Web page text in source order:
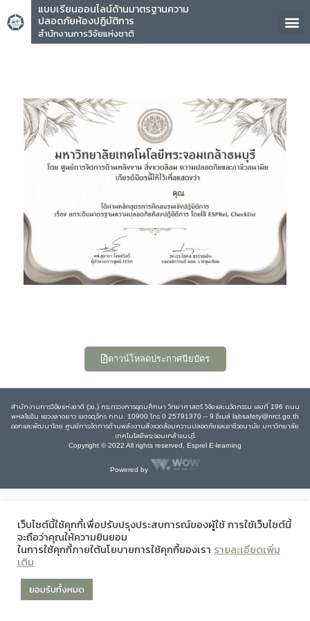
แบบเรียนออนไลน์ด้านมาตรฐานความ
ปลอดภัยห้องปฏิบัติการ
สำนักงานการวิจัยแห่งชาติ
คุณ
ดาวน์โหลดประกาศนียบัตร
สำนักงานการวิจัยแห่งชาติ (วช.) กระทรวงการอุดมศึกษา วิทยาศาสตร์ วิจัยและนวัตกรรม เลขที่ 196 ถนน
พหลโยธิน แขวงลาดยาว เขตจตุจักร กทม. 10900 โทร 0 25791370 – 9 อีเมล์ labsafety@nrct.go.th
ออกและพัฒนาโดย ศูนย์การจัดการด้านพลังงานสิ่งแวดล้อมความปลอดภัยและอาชีวอนามัย มหาวิทยาลัย
เทคโนโลยีพระจอมเกล้าธนบุรี
Copyright © 2022 All rights reserved, Esprel E-learning
Powered by
เว็บไซต์นี้ใช้คุกกี้เพื่อปรับปรุงประสบการณ์ของผู้ใช้ การใช้เว็บไซต์นี้
จะถือว่าคุณให้ความยินยอม
ในการใช้คุกกี้ภายใต้นโยบายการใช้คุกกี้ของเรา รายละเอียดเพิ่ม
เติม
ยอมรับทั้งหมด